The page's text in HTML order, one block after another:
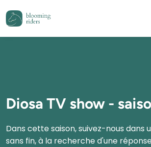
Diosa TV show -
Dans cette saison, suivez-nous dans
sans fin, à la recherche d'une